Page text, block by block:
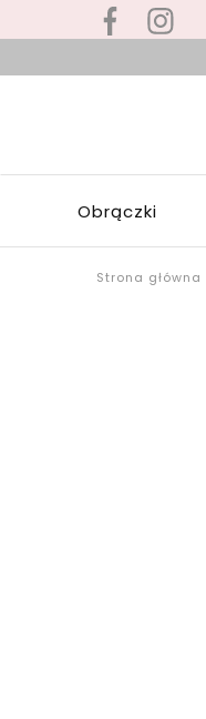
Obrączki
Strona główna